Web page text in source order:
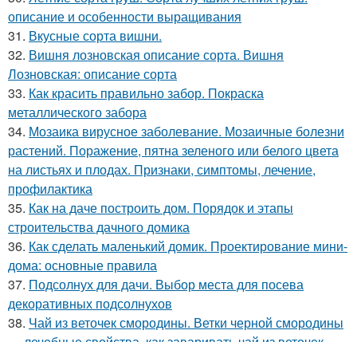
описание и особенности выращивания
31. Вкусные сорта вишни.
32. Вишня лозновская описание сорта. Вишня
Лозновская: описание сорта
33. Как красить правильно забор. Покраска
металлического забора
34. Мозаика вирусное заболевание. Мозаичные болезни
растений. Поражение, пятна зеленого или белого цвета
на листьях и плодах. Признаки, симптомы, лечение,
профилактика
35. Как на даче построить дом. Порядок и этапы
строительства дачного домика
36. Как сделать маленький домик. Проектирование мини-
дома: основные правила
37. Подсолнух для дачи. Выбор места для посева
декоративных подсолнухов
38. Чай из веточек смородины. Ветки черной смородины